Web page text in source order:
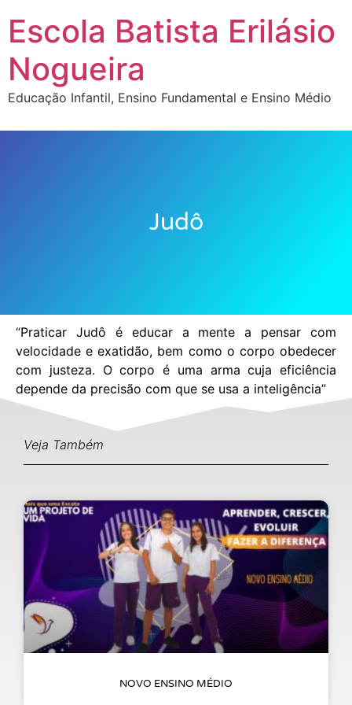
Escola Batista Erilásio
Nogueira
Educação Infantil, Ensino Fundamental e Ensino Médio
Judô
“Praticar Judô é educar a mente a pensar com
velocidade e exatidão, bem como o corpo obedecer
com justeza. O corpo é uma arma cuja eficiência
depende da precisão com que se usa a inteligência”
– Jigoro Kano
Veja Também
NOVO ENSINO MÉDIO